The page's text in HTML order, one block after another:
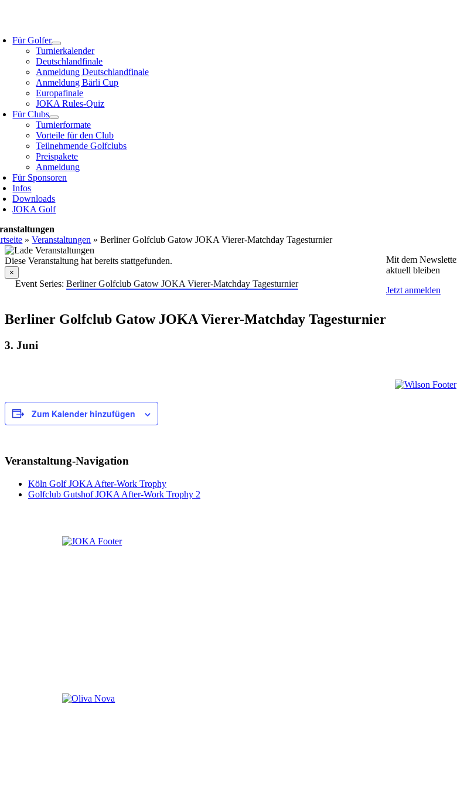
Für Golfer
Turnierkalender
Deutschlandfinale
Anmeldung Deutschlandfinale
Anmeldung Bärli Cup
Europafinale
JOKA Rules-Quiz
Für Clubs
Turnierformate
Vorteile für den Club
Teilnehmende Golfclubs
Preispakete
Anmeldung
Für Sponsoren
Infos
Downloads
JOKA Golf
»Veranstaltungen »Berliner Golfclub Gatow JOKA Vierer-Matchday Tagesturnier
Diese Veranstaltung hat bereits stattgefunden.
×
Event Series: Berliner Golfclub Gatow JOKA Vierer-Matchday Tagesturnier
Berliner Golfclub Gatow JOKA Vierer-Matchday Tagesturnier
3. Juni
Zum Kalender hinzufügen
Veranstaltung-Navigation
Köln Golf JOKA After-Work Trophy
Golfclub Gutshof JOKA After-Work Trophy 2
Mit dem
aktuell bleiben
Jetzt anmelden